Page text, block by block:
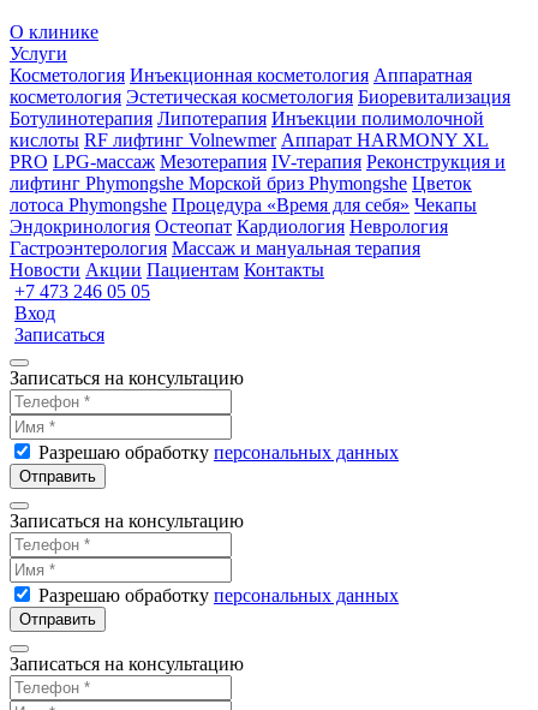
О клинике
Услуги
Косметология Инъекционная косметология Аппаратная
косметология Эстетическая косметология Биоревитализация
Ботулинотерапия Липотерапия Инъекции полимолочной
кислоты RF лифтинг Volnewmer Аппарат HARMONY XL
PRO LPG-массаж Мезотерапия IV-терапия Реконструкция и
лифтинг Phymongshe Морской бриз Phymongshe Цветок
лотоса Phymongshe Процедура «Время для себя» Чекапы
Эндокринология Остеопат Кардиология Неврология
Гастроэнтерология Массаж и мануальная терапия
Новости Акции Пациентам Контакты
+7 473 246 05 05
Вход
Записаться
Записаться на консультацию
Разрешаю обработку персональных данных
Отправить
Записаться на консультацию
Разрешаю обработку персональных данных
Отправить
Записаться на консультацию